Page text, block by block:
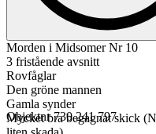
Morden i Midsomer Nr 10
3 fristående avsnitt
Rovfåglar
Den gröne mannen
Gamla synder
Mycket bra begagnat skick
Objektnr 730 241 797